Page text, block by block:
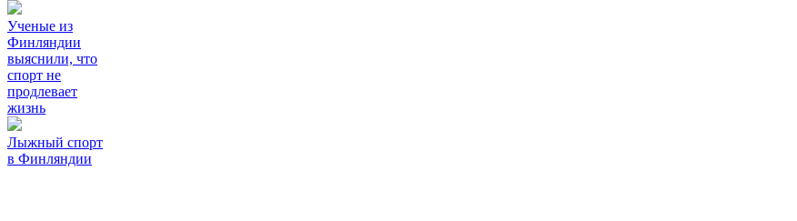
Ученые из
Финляндии
выяснили, что
спорт не
продлевает
жизнь
Лыжный спорт
в Финляндии